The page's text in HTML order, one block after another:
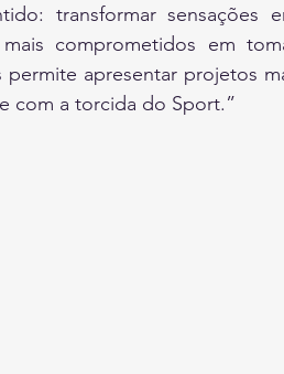
transformar sensações
comprometidos em
permite apresentar projetos
com a torcida do Sport.”